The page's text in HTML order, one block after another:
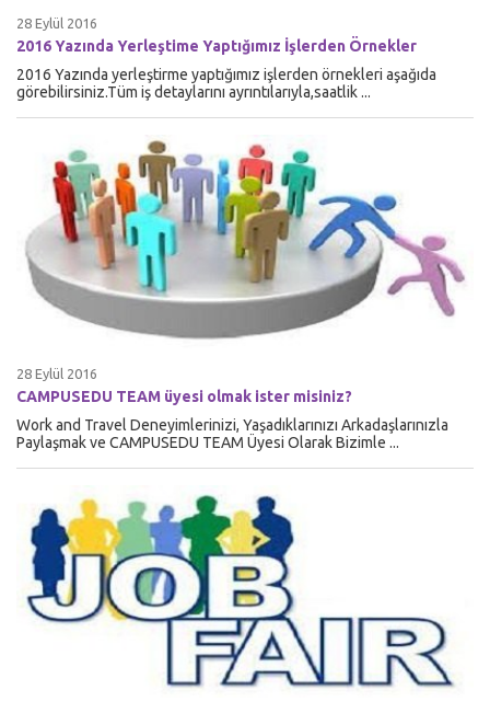
28 Eylül 2016
2016 Yazında Yerleştime Yaptığımız İşlerden Örnekler
2016 Yazında yerleştirme yaptığımız işlerden örnekleri aşağıda
görebilirsiniz.Tüm iş detaylarını ayrıntılarıyla,saatlik ...
28 Eylül 2016
CAMPUSEDU TEAM üyesi olmak ister misiniz?
Work and Travel Deneyimlerinizi, Yaşadıklarınızı Arkadaşlarınızla
Paylaşmak ve CAMPUSEDU TEAM Üyesi Olarak Bizimle ...